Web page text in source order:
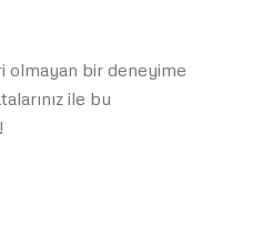
olmayan bir deneyime
ile bu